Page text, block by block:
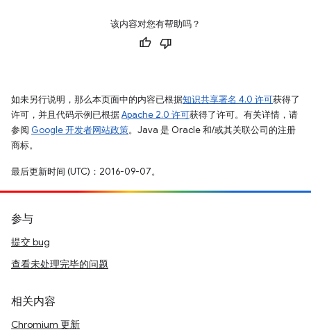
该内容对您有帮助吗？
如未另行说明，那么本页面中的内容已根据知识共享署名 4.0 许可获得了
许可，并且代码示例已根据Apache 2.0 许可获得了许可。有关详情，请
参阅 Google 开发者网站政策。Java 是 Oracle 和/或其关联公司的注册
商标。
最后更新时间 (UTC)：2016-09-07。
参与
提交 bug
查看未处理完毕的问题
相关内容
Chromium 更新